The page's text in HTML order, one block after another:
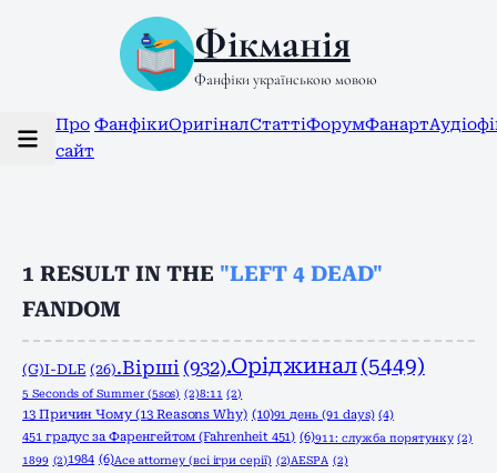
Фікманія
Фанфіки українською мовою
Про
сайт
ФанфікиОригіналСтаттіФорумФанарт
1 RESULT IN THE "LEFT 4 DEAD"
FANDOM
(G)I-DLE (26).Вірші (932).Оріджинал (5449)
5 Seconds of Summer (5sos) (2)8:11 (2)
13 Причин Чому (13 Reasons Why) (10)91 день (91 days) (4)
451 градус за Фаренгейтом (Fahrenheit 451) (6)911: служба порятунку (2)
1899 (2)1984 (6)Ace attorney (всі ігри серії) (2)AESPA (2)